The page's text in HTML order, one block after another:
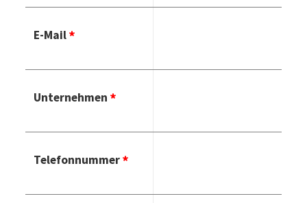
E-Mail
Unternehmen
Telefonnummer